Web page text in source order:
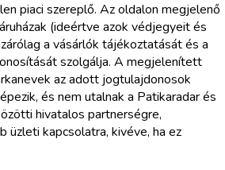
piaci szereplő. Az oldalon megjelenő
(ideértve azok védjegyeit és
a vásárlók tájékoztatását és a
szolgálja. A megjelenített
az adott jogtulajdonosok
és nem utalnak a Patikaradar és
hivatalos partnerségre,
üzleti kapcsolatra, kivéve, ha ez